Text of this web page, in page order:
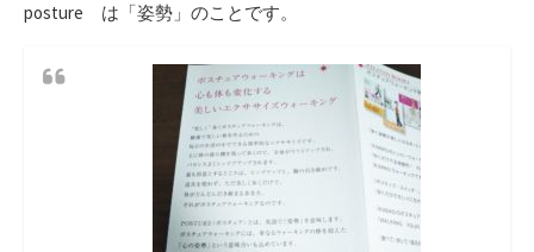
posture は「姿勢」のことです。